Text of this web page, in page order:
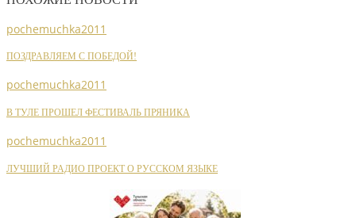
pochemuchka2011
ПОЗДРАВЛЯЕМ С ПОБЕДОЙ!
pochemuchka2011
В ТУЛЕ ПРОШЕЛ ФЕСТИВАЛЬ ПРЯНИКА
pochemuchka2011
ЛУЧШИЙ РАДИО ПРОЕКТ О РУССКОМ ЯЗЫКЕ